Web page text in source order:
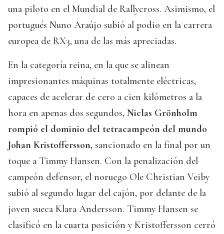
una piloto en el Mundial de Rallycross. Asimismo, el
portugués Nuno Araújo subió al podio en la carrera
europea de RX3, una de las más apreciadas.
En la categoría reina, en la que se alinean
impresionantes máquinas totalmente eléctricas,
capaces de acelerar de cero a cien kilómetros a la
hora en apenas dos segundos, Niclas Grönholm
rompió el dominio del tetracampeón del mundo
Johan Kristoffersson, sancionado en la final por un
toque a Timmy Hansen. Con la penalización del
campeón defensor, el noruego Ole Christian Veiby
subió al segundo lugar del cajón, por delante de la
joven sueca Klara Andersson. Timmy Hansen se
clasificó en la cuarta posición y Kristoffersson cerró